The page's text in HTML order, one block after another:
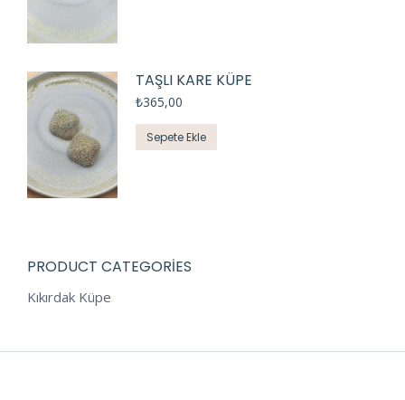
TAŞLI KARE KÜPE
₺365,00
Sepete Ekle
PRODUCT CATEGORIES
Kıkırdak Küpe